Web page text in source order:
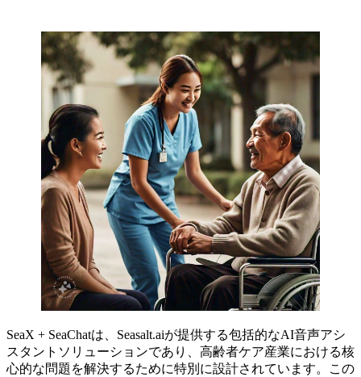
SeaX + SeaChatは、Seasalt.aiが提供する包括的なAI音声アシ
スタントソリューションであり、高齢者ケア産業における核
心的な問題を解決するために特別に設計されています。この